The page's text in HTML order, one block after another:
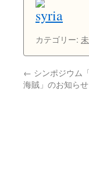
カテゴリー:
← シンポジウム
海賊」のお知ら